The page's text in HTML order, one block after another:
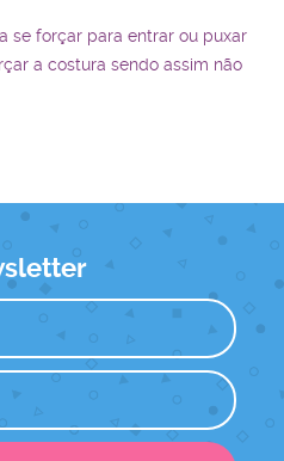
se forçar para entrar ou puxar
a costura sendo assim não